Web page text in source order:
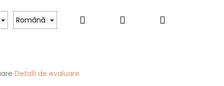
Pentru iubitorii de câini Pentru femei
Română CăutareAutentificare
Coş
Detalii de evaluare